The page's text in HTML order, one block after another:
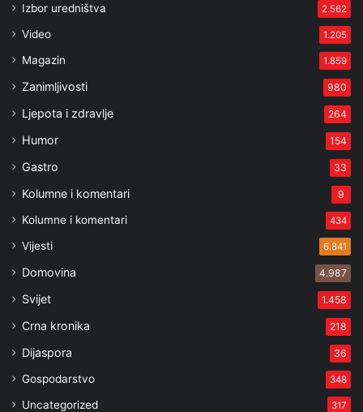
Izbor uredništva 2.562
Video 1.205
Magazin 1.859
Zanimljivosti 980
Ljepota i zdravlje 264
Humor 154
Gastro 33
Kolumne i komentari 9
Kolumne i komentari 434
Vijesti 6.841
Domovina 4.987
Svijet 1.458
Crna kronika 218
Dijaspora 36
Gospodarstvo 348
Uncategorized 317